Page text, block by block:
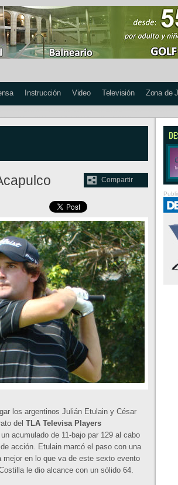
Instrucción Video Televisión Zona de
Compartir
los argentinos Julián Etulain y César
del TLA Televisa Players
acumulado de 11-bajo par 129 al cabo
acción. Etulain marcó el paso con una
mejor en lo que va de este sexto evento
le dio alcance con un sólido 64.